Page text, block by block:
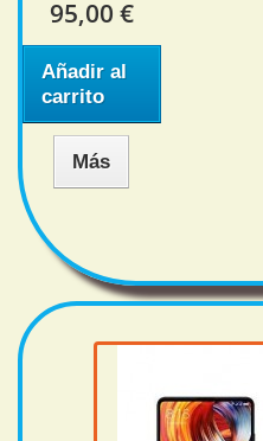
95,00 €
Añadir al
carrito
Más